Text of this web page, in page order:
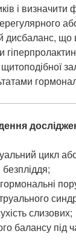
і визначити
дисбаланс, що
цикл або
слизових;
балансу під